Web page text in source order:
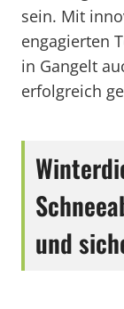
sein. Mit
engagierten
in Gangelt
erfolgreich
und